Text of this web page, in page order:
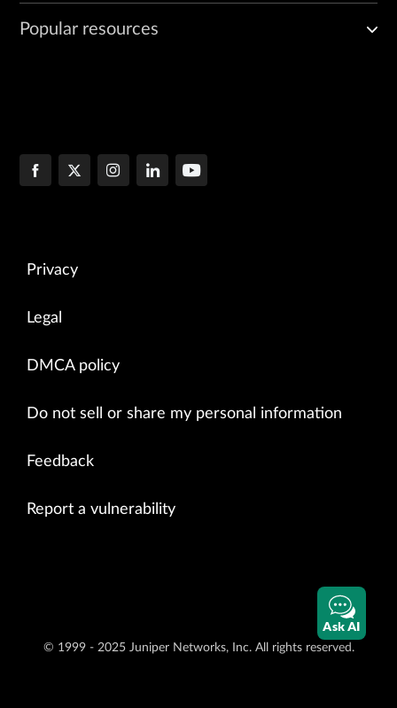
Popular resources
Privacy
Legal
DMCA policy
Do not sell or share my personal information
Feedback
Report a vulnerability
© 1999 - 2025 Juniper Networks, Inc. All rights reserved.
Ask AI